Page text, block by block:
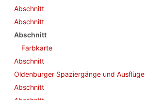
Abschnitt
Abschnitt
Abschnitt
Farbkarte
Abschnitt
Oldenburger Spaziergänge und Ausflüge
Abschnitt